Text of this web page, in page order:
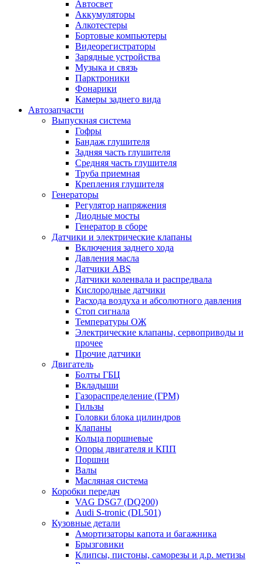
Автосвет
Аккумуляторы
Алкотестеры
Бортовые компьютеры
Видеорегистраторы
Зарядные устройства
Музыка и связь
Парктроники
Фонарики
Камеры заднего вида
Автозапчасти
Выпускная система
Гофры
Бандаж глушителя
Задняя часть глушителя
Средняя часть глушителя
Труба приемная
Крепления глушителя
Генераторы
Регулятор напряжения
Диодные мосты
Генератор в сборе
Датчики и электрические клапаны
Включения заднего хода
Давления масла
Датчики ABS
Датчики коленвала и распредвала
Кислородные датчики
Расхода воздуха и абсолютного давления
Стоп сигнала
Температуры ОЖ
Электрические клапаны, сервоприводы и
прочее
Прочие датчики
Двигатель
Болты ГБЦ
Вкладыши
Газораспределение (ГРМ)
Гильзы
Головки блока цилиндров
Клапаны
Кольца поршневые
Опоры двигателя и КПП
Поршни
Валы
Масляная система
Коробки передач
VAG DSG7 (DQ200)
Audi S-tronic (DL501)
Кузовные детали
Амортизаторы капота и багажника
Брызговики
Клипсы, пистоны, саморезы и д.р. метизы